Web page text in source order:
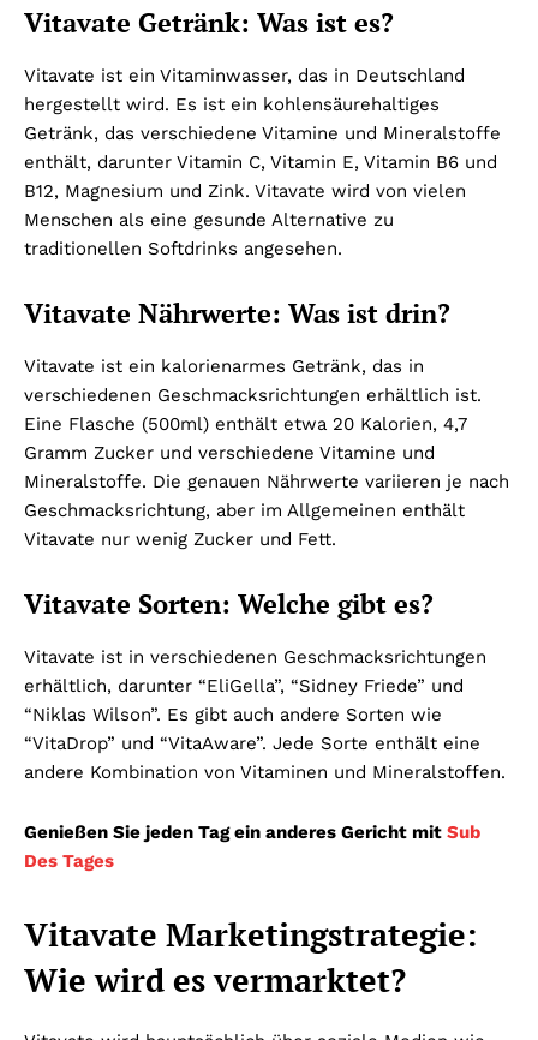
Vitavate Getränk: Was ist es?
Vitavate ist ein Vitaminwasser, das in Deutschland
hergestellt wird. Es ist ein kohlensäurehaltiges
Getränk, das verschiedene Vitamine und Mineralstoffe
enthält, darunter Vitamin C, Vitamin E, Vitamin B6 und
B12, Magnesium und Zink. Vitavate wird von vielen
Menschen als eine gesunde Alternative zu
traditionellen Softdrinks angesehen.
Vitavate Nährwerte: Was ist drin?
Vitavate ist ein kalorienarmes Getränk, das in
verschiedenen Geschmacksrichtungen erhältlich ist.
Eine Flasche (500ml) enthält etwa 20 Kalorien, 4,7
Gramm Zucker und verschiedene Vitamine und
Mineralstoffe. Die genauen Nährwerte variieren je nach
Geschmacksrichtung, aber im Allgemeinen enthält
Vitavate nur wenig Zucker und Fett.
Vitavate Sorten: Welche gibt es?
Vitavate ist in verschiedenen Geschmacksrichtungen
erhältlich, darunter “EliGella”, “Sidney Friede” und
“Niklas Wilson”. Es gibt auch andere Sorten wie
“VitaDrop” und “VitaAware”. Jede Sorte enthält eine
andere Kombination von Vitaminen und Mineralstoffen.
Genießen Sie jeden Tag ein anderes Gericht mit Sub
Des Tages
Vitavate Marketingstrategie:
Wie wird es vermarktet?